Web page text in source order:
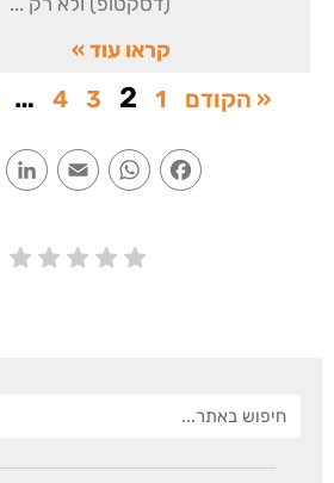
קראו עוד »
« הקודם 1
2
3
4
…
Facebook
WhatsApp
Email